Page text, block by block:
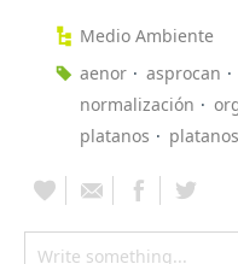
Medio Ambiente
aenor
asprocan
normalización
platanos